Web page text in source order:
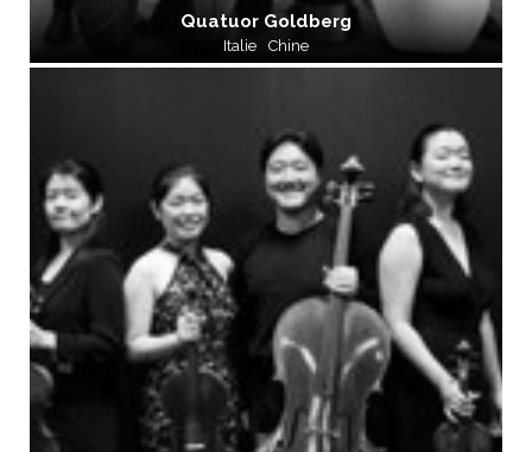
Quatuor Goldberg
Italie Chine